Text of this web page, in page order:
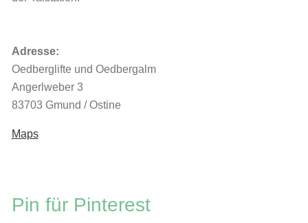
Adresse:
Oedberglifte und Oedbergalm
Angerlweber 3
83703 Gmund / Ostine
Maps
Pin für Pinterest